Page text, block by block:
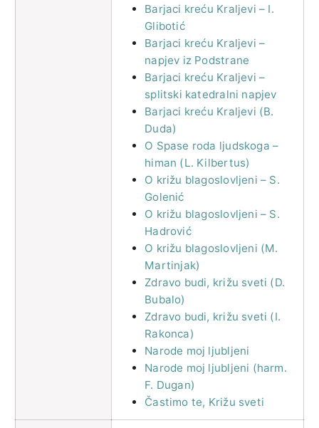
Barjaci kreću Kraljevi – I.
Glibotić
Barjaci kreću Kraljevi –
napjev iz Podstrane
Barjaci kreću Kraljevi –
splitski katedralni napjev
Barjaci kreću Kraljevi (B.
Duda)
O Spase roda ljudskoga –
himan (L. Kilbertus)
O križu blagoslovljeni – S.
Golenić
O križu blagoslovljeni – S.
Hadrović
O križu blagoslovljeni (M.
Martinjak)
Zdravo budi, križu sveti (D.
Bubalo)
Zdravo budi, križu sveti (I.
Rakonca)
Narode moj ljubljeni
Narode moj ljubljeni (harm.
F. Dugan)
Častimo te, Križu sveti